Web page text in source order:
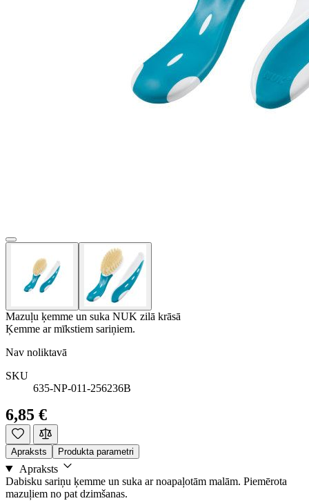
Mazuļu ķemme un suka NUK zilā krāsā
Ķemme ar mīkstiem sariņiem.
Nav noliktavā
SKU
635-NP-011-256236B
6,85 €
Apraksts Produkta parametri
Apraksts
Dabisku sariņu ķemme un suka ar noapaļotām malām. Piemērota
mazuļiem no pat dzimšanas.